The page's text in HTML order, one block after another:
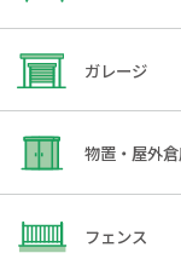
ガレージ
物置・屋外
フェンス